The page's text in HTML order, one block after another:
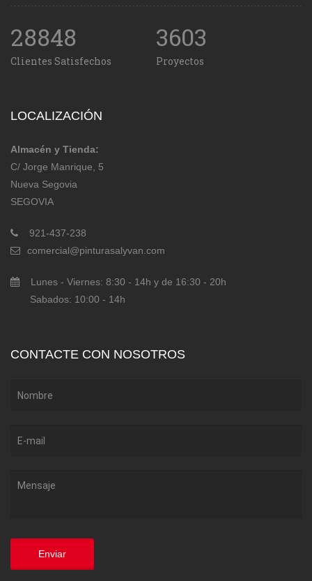
28848
Clientes Satisfechos
3603
Proyectos
LOCALIZACIÓN
Almacén y Tienda:
C/ Jorge Manrique, 5
Nueva Segovia
SEGOVIA
921-437-238
comercial@pinturasalyvan.com
Lunes - Viernes: 8:30 - 14h y de 16:30 - 20h
Sabados: 10:00 - 14h
CONTACTE CON NOSOTROS